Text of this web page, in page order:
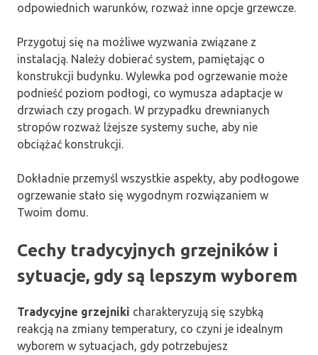
odpowiednich warunków, rozważ inne opcje grzewcze.
Przygotuj się na możliwe wyzwania związane z
instalacją. Należy dobierać system, pamiętając o
konstrukcji budynku. Wylewka pod ogrzewanie może
podnieść poziom podłogi, co wymusza adaptacje w
drzwiach czy progach. W przypadku drewnianych
stropów rozważ lżejsze systemy suche, aby nie
obciążać konstrukcji.
Dokładnie przemyśl wszystkie aspekty, aby podłogowe
ogrzewanie stało się wygodnym rozwiązaniem w
Twoim domu.
Cechy tradycyjnych grzejników i
sytuacje, gdy są lepszym wyborem
Tradycyjne grzejniki charakteryzują się szybką
reakcją na zmiany temperatury, co czyni je idealnym
wyborem w sytuacjach, gdy potrzebujesz